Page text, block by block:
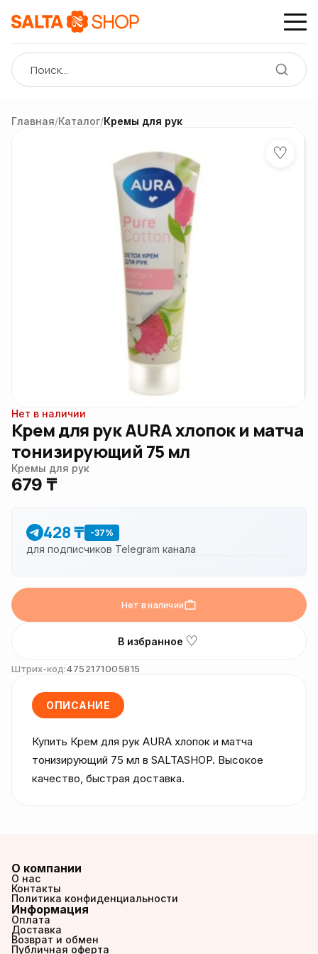
Главная/Каталог/Кремы для рук
♡
Нет в наличии
Крем для рук AURA хлопок и матча
тонизирующий 75 мл
Кремы для рук
679 ₸
428 ₸ -37%
для подписчиков Telegram канала
Нет в наличии
В избранное ♡
Штрих-код:4752171005815
ОПИСАНИЕ
Купить Крем для рук AURA хлопок и матча
тонизирующий 75 мл в SALTASHOP. Высокое
качество, быстрая доставка.
О компании
О нас
Контакты
Политика конфиденциальности
Информация
Оплата
Доставка
Возврат и обмен
Публичная оферта